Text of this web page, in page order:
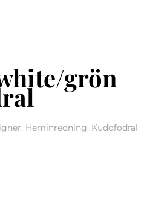
grön
Heminredning, Kuddfodral